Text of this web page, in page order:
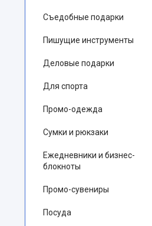
Съедобные подарки
Пишущие инструменты
Деловые подарки
Для спорта
Промо-одежда
Сумки и рюкзаки
Ежедневники и бизнес-
блокноты
Промо-сувениры
Посуда